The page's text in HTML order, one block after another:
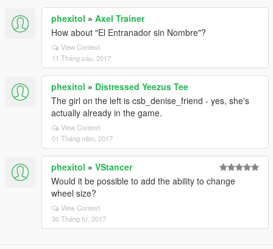
phexitol » Axel Trainer
How about "El Entranador sin Nombre"?
View Context
11 Tháng sáu, 2017
phexitol » Distressed Yeezus Tee
The girl on the left is csb_denise_friend - yes, she's
actually already in the game.
View Context
01 Tháng năm, 2017
phexitol » VStancer
Would it be possible to add the ability to change
wheel size?
View Context
30 Tháng tư, 2017